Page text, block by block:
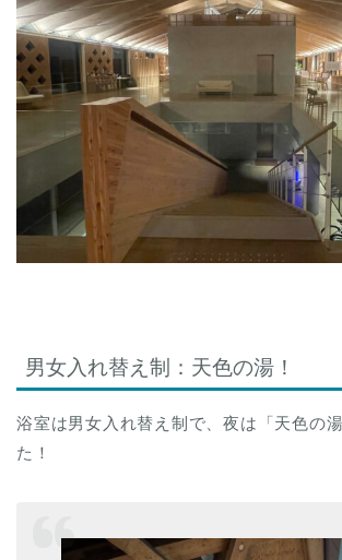
男女入れ替え制：天色の湯！
浴室は男女入れ替え制で、夜は「天色の
た！